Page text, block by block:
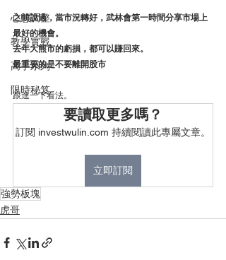
心態調整
教學實戰
高手系列
限時秘笈
之前說過，當市況轉好，武林會第一時間分享市場上
最好的機會。
去年大熊市的虧損，都可以賺回來。
最重要的是不要離開股市
跟進一下看法。
要讀取更多嗎？
訂閱 investwulin.com 持續閱讀此專屬文章。
立即訂閱
強勢板塊
虎哥